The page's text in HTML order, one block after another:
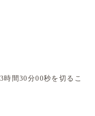
時間30分00秒を切るこ